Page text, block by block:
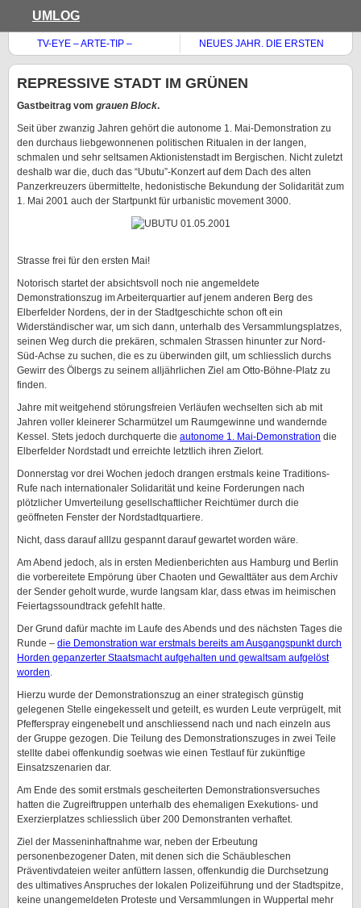
UMLOG
TV-EYE – ARTE-TIP –
MARADONA
NEUES JAHR. DIE ERSTEN
TAGE.
REPRESSIVE STADT IM GRÜNEN
Gastbeitrag vom grauen Block.
Seit über zwanzig Jahren gehört die autonome 1. Mai-Demonstration zu
den durchaus liebgewonnenen politischen Ritualen in der langen,
schmalen und sehr seltsamen Aktionistenstadt im Bergischen. Nicht zuletzt
deshalb war die, duch das “Ubutu”-Konzert auf dem Dach des alten
Panzerkreuzers übermittelte, hedonistische Bekundung der Solidarität zum
1. Mai 2001 auch der Startpunkt für urbanistic movement 3000.
Strasse frei für den ersten Mai!
Notorisch startet der absichtsvoll noch nie angemeldete
Demonstrationszug im Arbeiterquartier auf jenem anderen Berg des
Elberfelder Nordens, der in der Stadtgeschichte schon oft ein
Widerständischer war, um sich dann, unterhalb des Versammlungsplatzes,
seinen Weg durch die prekären, schmalen Strassen hinunter zur Nord-
Süd-Achse zu suchen, die es zu überwinden gilt, um schliesslich durchs
Gewirr des Ölbergs zu seinem alljährlichen Ziel am Otto-Böhne-Platz zu
finden.
Jahre mit weitgehend störungsfreien Verläufen wechselten sich ab mit
Jahren voller kleinerer Scharmützel um Raumgewinne und wandernde
Kessel. Stets jedoch durchquerte die autonome 1. Mai-Demonstration die
Elberfelder Nordstadt und erreichte letztlich ihren Zielort.
Donnerstag vor drei Wochen jedoch drangen erstmals keine Traditions-
Rufe nach internationaler Solidarität und keine Forderungen nach
plötzlicher Umverteilung gesellschaftlicher Reichtümer durch die
geöffneten Fenster der Nordstadtquartiere.
Nicht, dass darauf alllzu gespannt darauf gewartet worden wäre.
Am Abend jedoch, als in ersten Medienberichten aus Hamburg und Berlin
die vorbereitete Empörung über Chaoten und Gewalttäter aus dem Archiv
der Sender geholt wurde, wurde langsam klar, dass etwas im heimischen
Feiertagssoundtrack gefehlt hatte.
Der Grund dafür machte im Laufe des Abends und des nächsten Tages die
Runde – die Demonstration war erstmals bereits am Ausgangspunkt durch
Horden gepanzerter Staatsmacht aufgehalten und gewaltsam aufgelöst
worden.
Hierzu wurde der Demonstrationszug an einer strategisch günstig
gelegenen Stelle eingekesselt und geteilt, es wurden Leute verprügelt, mit
Pfefferspray eingenebelt und anschliessend nach und nach einzeln aus
der Gruppe gezogen. Die Teilung des Demonstrationszuges in zwei Teile
stellte dabei offenkundig soetwas wie einen Testlauf für zukünftige
Einsatzszenarien dar.
Am Ende des somit erstmals gescheiterten Demonstrationsversuches
hatten die Zugreiftruppen unterhalb des ehemaligen Exekutions- und
Exerzierplatzes schliesslich über 200 Demonstranten verhaftet.
Ziel der Masseninhaftnahme war, neben der Erbeutung
personenbezogener Daten, mit denen sich die Schäubleschen
Präventivdateien weiter anfüttern lassen, offenkundig die Durchsetzung
des ultimatives Anspruches der lokalen Polizeiführung und der Stadtspitze,
keine unangemeldeten Proteste und Versammlungen in Wuppertal mehr